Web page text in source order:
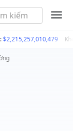
$2,215,257,010,479